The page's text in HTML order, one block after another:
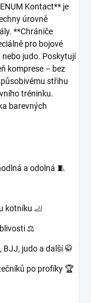
Kontact** je
úrovně
**Chrániče
pro bojové
nebo judo. Poskytují
komprese – bez
střihu
tréninku.
barevných
a odolná 🧵
kotníku 🦶
⚖️
BJJ, judo a další 🥋
po profíky 🏆